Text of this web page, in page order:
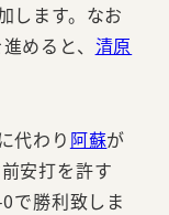
します。なお
めると、 清原
代わり 阿蘇が
安打を許す
で勝利致しま